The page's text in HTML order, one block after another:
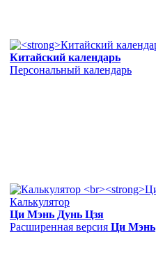
Китайский календарь
Персональный календарь
Калькулятор
Ци Мэнь Дунь Цзя
Расширенная версия Ци Мэнь